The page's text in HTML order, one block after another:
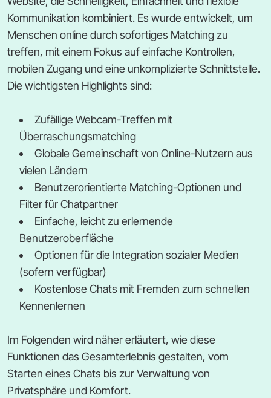
Kommunikation kombiniert. Es wurde entwickelt, um
Menschen online durch sofortiges Matching zu
treffen, mit einem Fokus auf einfache Kontrollen,
mobilen Zugang und eine unkomplizierte Schnittstelle.
Die wichtigsten Highlights sind:
Zufällige Webcam-Treffen mit
Überraschungsmatching
Globale Gemeinschaft von Online-Nutzern aus
vielen Ländern
Benutzerorientierte Matching-Optionen und
Filter für Chatpartner
Einfache, leicht zu erlernende
Benutzeroberfläche
Optionen für die Integration sozialer Medien
(sofern verfügbar)
Kostenlose Chats mit Fremden zum schnellen
Kennenlernen
Im Folgenden wird näher erläutert, wie diese
Funktionen das Gesamterlebnis gestalten, vom
Starten eines Chats bis zur Verwaltung von
Privatsphäre und Komfort.